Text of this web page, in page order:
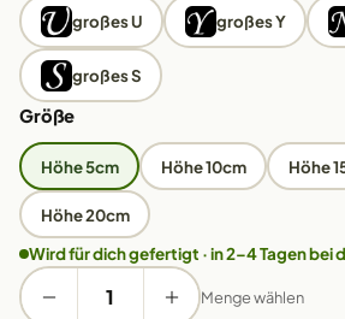
großes U großes Y
großes S
Größe
Höhe 5cm Höhe 10cm Höhe
Höhe 20cm
Wird für dich gefertigt · in 2–4 Tagen bei
Menge wählen